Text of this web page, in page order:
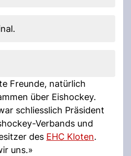
Freunde, natürlich
über Eishockey.
schliesslich Präsident
Verbands und
des EHC Kloten.
uns.»